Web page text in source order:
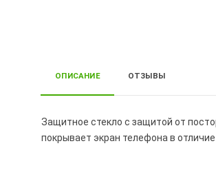
ОПИСАНИЕ ОТЗЫВЫ
Защитное стекло с защитой от
покрывает экран телефона в